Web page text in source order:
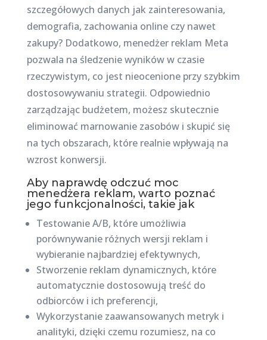
szczegółowych danych jak zainteresowania,
demografia, zachowania online czy nawet
zakupy? Dodatkowo, menedżer reklam Meta
pozwala na śledzenie wyników w czasie
rzeczywistym, co jest nieocenione przy szybkim
dostosowywaniu strategii. Odpowiednio
zarządzając budżetem, możesz skutecznie
eliminować marnowanie zasobów i skupić się
na tych obszarach, które realnie wpływają na
wzrost konwersji.
Aby naprawdę odczuć moc
menedżera reklam, warto poznać
jego funkcjonalności, takie jak
Testowanie A/B, które umożliwia
porównywanie różnych wersji reklam i
wybieranie najbardziej efektywnych,
Stworzenie reklam dynamicznych, które
automatycznie dostosowują treść do
odbiorców i ich preferencji,
Wykorzystanie zaawansowanych metryk i
analityki, dzięki czemu rozumiesz, na co